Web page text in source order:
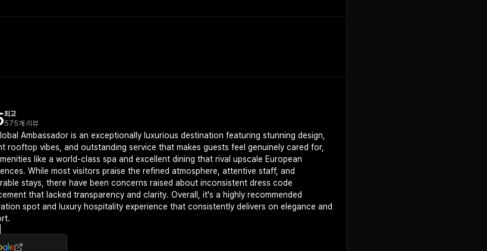
최고
575개 리뷰
Ambassador is an exceptionally luxurious destination featuring stunning design,
rooftop vibes, and outstanding service that makes guests feel genuinely cared for,
like a world-class spa and excellent dining that rival upscale European
While most visitors praise the refined atmosphere, attentive staff, and
stays, there have been concerns raised about inconsistent dress code
that lacked transparency and clarity. Overall, it's a highly recommended
spot and luxury hospitality experience that consistently delivers on elegance and